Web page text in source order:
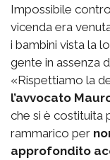
Impossibile
vicenda era
i bambini vista la
gente in assenza
«Rispettiamo la
l’avvocato
che si è costituita
rammarico per
approfondito